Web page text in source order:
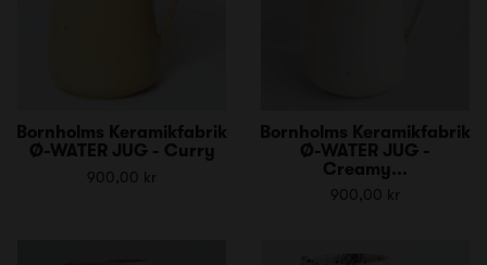
Bornholms Keramikfabrik
Ø-WATER JUG - Curry
900,00 kr
Bornholms Keramikfabrik
Ø-WATER JUG -
Creamy...
900,00 kr